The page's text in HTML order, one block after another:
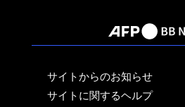
サイトからのお知らせ
サイトに関するヘルプ